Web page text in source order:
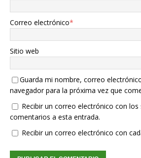
Correo electrónico*
Sitio web
Guarda mi nombre, correo
navegador para la próxima vez que
Recibir un correo electrónico con los
comentarios a esta entrada.
Recibir un correo electrónico con